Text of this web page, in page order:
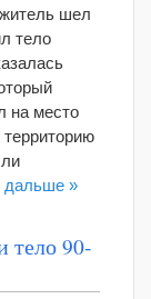
шел
тело
на место
дальше »
тело 90-